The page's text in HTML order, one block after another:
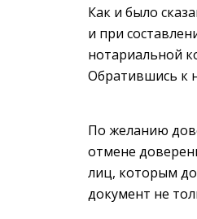
Как и было
и при
нотариальной
Обратившись к
По желанию
отмене
лиц, которым
документ не